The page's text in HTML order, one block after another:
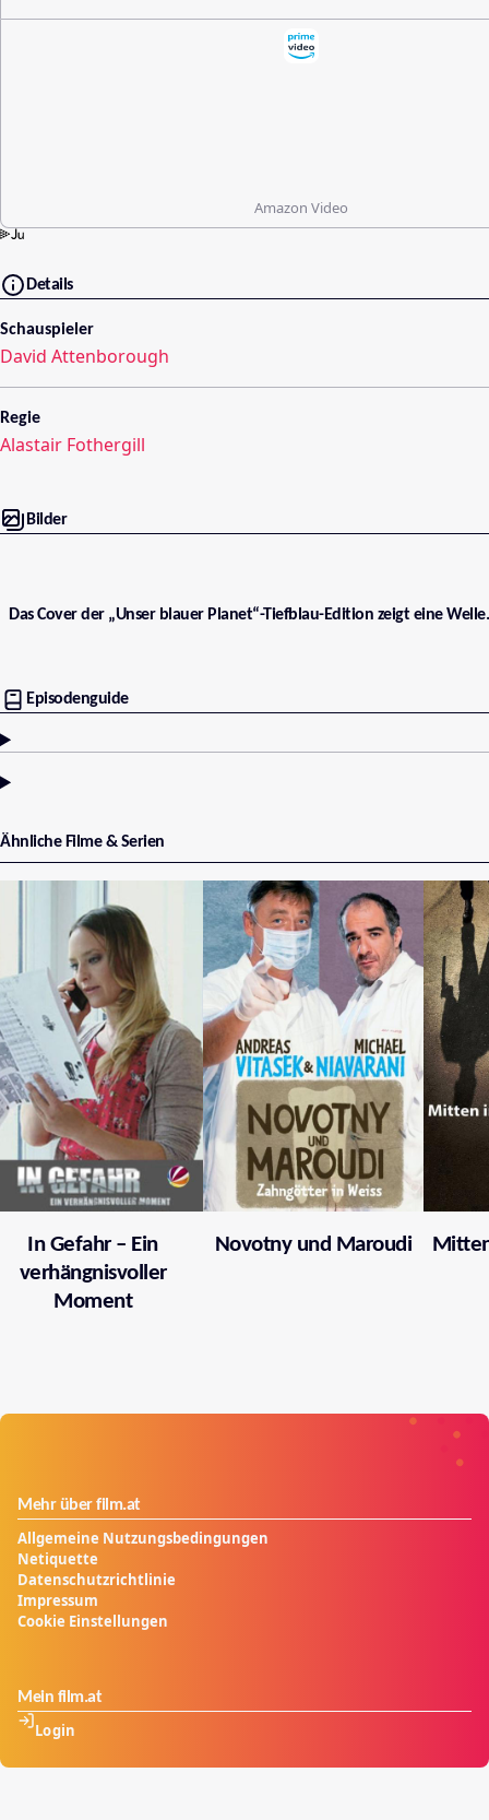
Amazon Video
Details
Schauspieler
David Attenborough
Regie
Alastair Fothergill
Bilder
Das Cover der „Unser blauer Planet“-Tiefblau-Edition zeigt eine Welle.
Episodenguide
Ähnliche Filme & Serien
In Gefahr – Ein
verhängnisvoller
Moment
Novotny und Maroudi
Mehr über film.at
Allgemeine Nutzungsbedingungen
Netiquette
Datenschutzrichtlinie
Impressum
Cookie Einstellungen
Mein film.at
Login